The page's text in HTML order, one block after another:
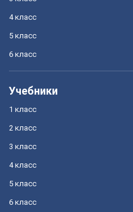
4 класс
5 класс
6 класс
Учебники
1 класс
2 класс
3 класс
4 класс
5 класс
6 класс